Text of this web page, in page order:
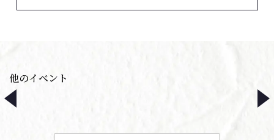
他のイベント